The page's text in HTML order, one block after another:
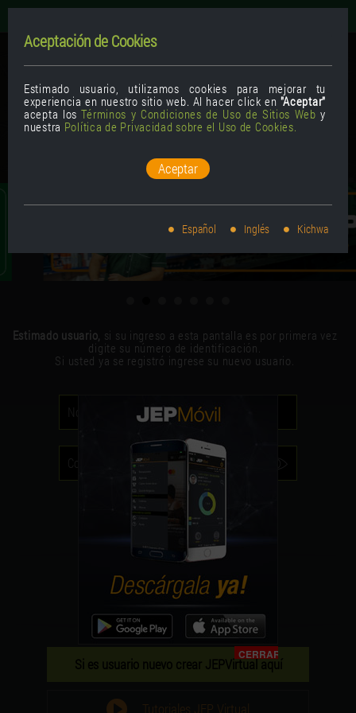
Estimado usuario, si su ingreso a esta pantalla es por primera vez
digite su número de identificación.
Si usted ya se registró ingrese su nuevo usuario.
ACCEDER
Olvidé miUsuario
Olvidé miContraseña
Si es usuario nuevo crear JEPVirtual aquí
Tutoriales JEP Virtual
Aceptación de Cookies
Estimado usuario, utilizamos cookies para mejorar tu
experiencia en nuestro sitio web. Al hacer click en "Aceptar"
acepta losTérminos y Condiciones de Uso de Sitios Weby
nuestra Política de Privacidad sobre el Uso de Cookies.
Aceptar
Español Inglés Kichwa
CERRAR